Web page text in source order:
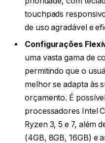
touchpads
de uso agradável e
Configurações
uma vasta gama de
permitindo que o
melhor se adapta às
orçamento. É
processadores Intel
Ryzen 3, 5 e 7, além
(4GB, 8GB, 16GB) e